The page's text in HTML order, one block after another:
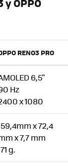
RENO3 PRO
6,5"
Hz
x 1080
x 72,4
x 7,7 mm
g.